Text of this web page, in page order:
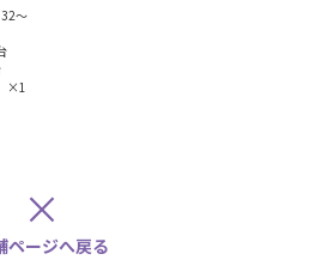
32～
×1
×
ページへ戻る